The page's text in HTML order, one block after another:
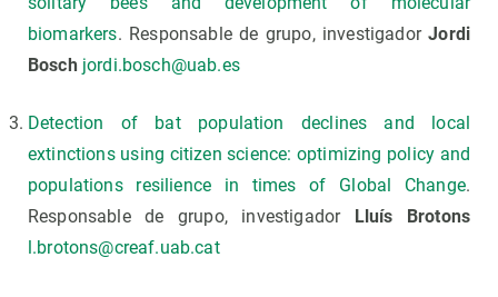
biomarkers. Responsable de grupo, investigadorJordi
Bosch jordi.bosch@uab.es
Detection of bat population declines and local
extinctions using citizen science: optimizing policy and
populations resilience in times of Global Change.
Responsable de grupo, investigador
Lluís Brotons
l.brotons@creaf.uab.cat